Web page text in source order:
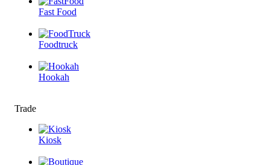
Fast Food
Foodtruck
Hookah
Trade
Kiosk